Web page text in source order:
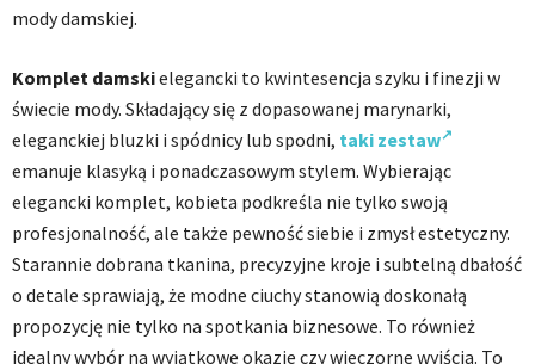
mody damskiej.
Komplet damskielegancki to kwintesencja szyku i finezji w
świecie mody. Składający się z dopasowanej marynarki,
eleganckiej bluzki i spódnicy lub spodni, taki zestaw
emanuje klasyką i ponadczasowym stylem. Wybierając
elegancki komplet, kobieta podkreśla nie tylko swoją
profesjonalność, ale także pewność siebie i zmysł estetyczny.
Starannie dobrana tkanina, precyzyjne kroje i subtelną dbałość
o detale sprawiają, że modne ciuchy stanowią doskonałą
propozycję nie tylko na spotkania biznesowe. To również
idealny wybór na wyjątkowe okazje czy wieczorne wyjścia. To